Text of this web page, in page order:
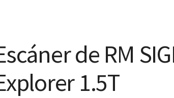
de RM
1.5T